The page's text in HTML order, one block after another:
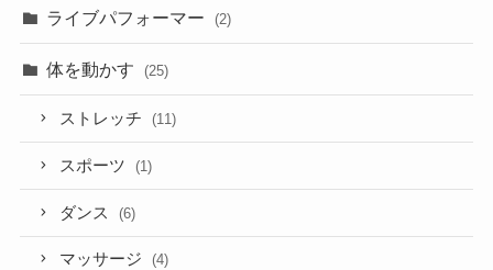
ライブパフォーマー (2)
体を動かす (25)
ストレッチ (11)
スポーツ (1)
ダンス (6)
マッサージ (4)